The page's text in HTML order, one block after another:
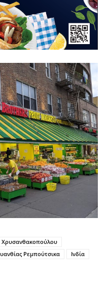
Χρυσανθακοπούλου
Ρεμπούτσικα
Ινδία